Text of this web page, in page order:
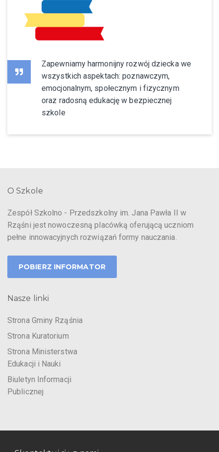
Zapewniamy harmonijny rozwój dziecka we
wszystkich aspektach: poznawczym,
emocjonalnym, społecznym i fizycznym
oraz radosną edukację w bezpiecznej
szkole
O Szkole
Zespół Szkolno - Przedszkolny im. Jana Pawła II w
Rząśni jest nowoczesną placówką oferującą uczniom
pełne innowacyjnych rozwiązań formy nauczania.
POBIERZ INFORMATOR
Nasze linki
Strona Gminy Rząśnia
Strona Kuratorium
Strona Ministerstwa
Edukacji i Nauki
Biuletyn Informacji
Publicznej